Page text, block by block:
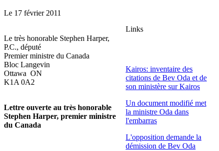
Links
Kairos: inventaire des
citations de Bev Oda et de
son ministère sur Kairos
Un document modifié met
la ministre Oda dans
l'embarras
L'opposition demande la
démission de Bev Oda
Le 17 février 2011
Le très honorable Stephen Harper,
P.C., député
Premier ministre du Canada
Bloc Langevin
Ottawa ON
K1A 0A2
Lettre ouverte au très honorable
Stephen Harper, premier ministre
du Canada